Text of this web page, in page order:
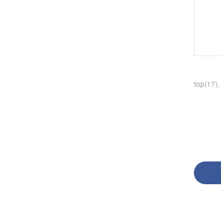
top(17)